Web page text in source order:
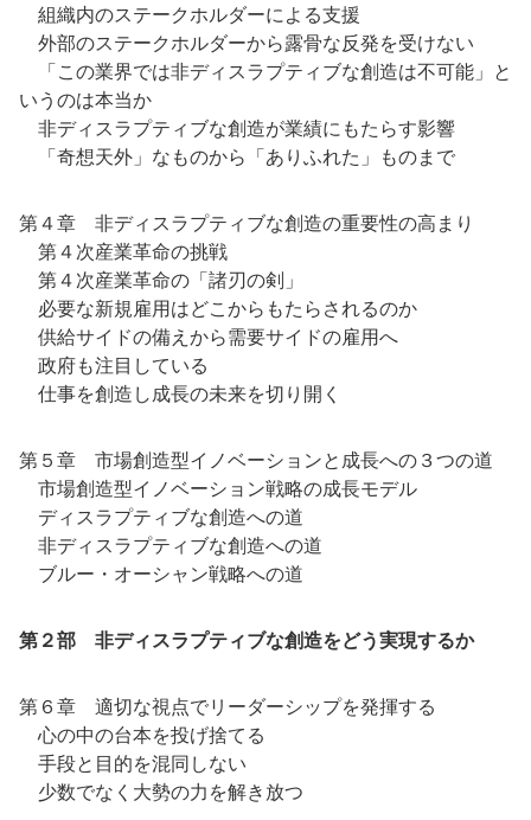
組織内のステークホルダーによる支援
外部のステークホルダーから露骨な反発を受けない
「この業界では非ディスラプティブな創造は不可能」と
いうのは本当か
非ディスラプティブな創造が業績にもたらす影響
「奇想天外」なものから「ありふれた」ものまで
第４章 非ディスラプティブな創造の重要性の高まり
第４次産業革命の挑戦
第４次産業革命の「諸刃の剣」
必要な新規雇用はどこからもたらされるのか
供給サイドの備えから需要サイドの雇用へ
政府も注目している
仕事を創造し成長の未来を切り開く
第５章 市場創造型イノベーションと成長への３つの道
市場創造型イノベーション戦略の成長モデル
ディスラプティブな創造への道
非ディスラプティブな創造への道
ブルー・オーシャン戦略への道
第２部 非ディスラプティブな創造をどう実現するか
第６章 適切な視点でリーダーシップを発揮する
心の中の台本を投げ捨てる
手段と目的を混同しない
少数でなく大勢の力を解き放つ